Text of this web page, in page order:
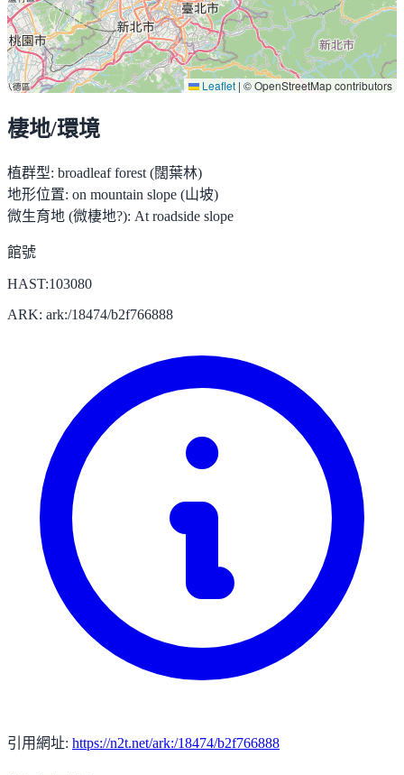
Leaflet | © OpenStreetMap contributors
棲地/環境
植群型: broadleaf forest (闊葉林)
地形位置: on mountain slope (山坡)
微生育地 (微棲地?): At roadside slope
館號
HAST:103080
ARK: ark:/18474/b2f766888
引用網址: https://n2t.net/ark:/18474/b2f766888